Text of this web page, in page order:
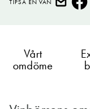
TIPSA EN VÄN
Vårt
omdöme